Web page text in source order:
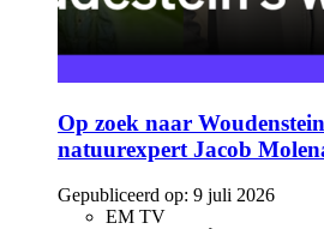
Op zoek naar
natuurexpert Jacob
Gepubliceerd op: 9 juli 2026
EM TV